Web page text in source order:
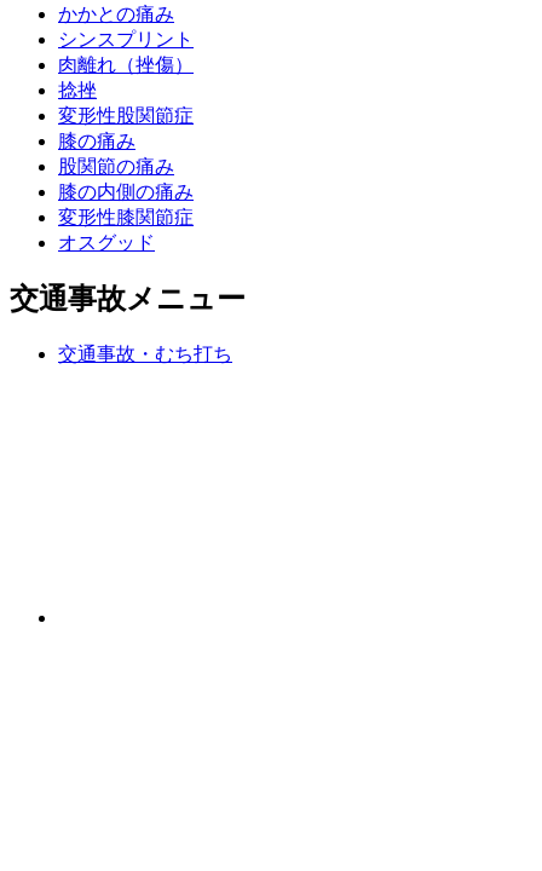
かかとの痛み
シンスプリント
肉離れ（挫傷）
捻挫
変形性股関節症
膝の痛み
股関節の痛み
膝の内側の痛み
変形性膝関節症
オスグッド
交通事故メニュー
交通事故・むち打ち